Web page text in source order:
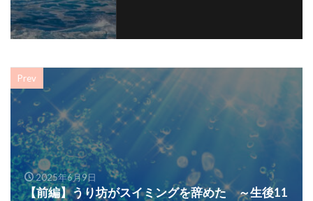
Prev
2025年6月9日
【前編】うり坊がスイミングを辞めた ～生後11